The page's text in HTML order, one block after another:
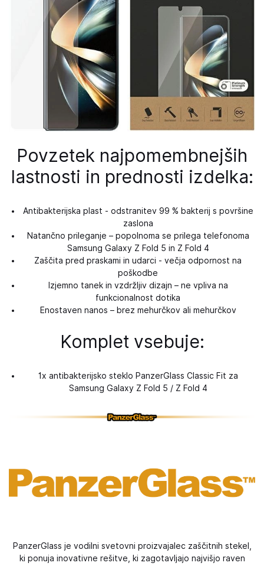
Povzetek najpomembnejših
lastnosti in prednosti izdelka:
Antibakterijska plast - odstranitev 99 % bakterij s površine
zaslona
Natančno prileganje – popolnoma se prilega telefonoma
Samsung Galaxy Z Fold 5 in Z Fold 4
Zaščita pred praskami in udarci - večja odpornost na
poškodbe
Izjemno tanek in vzdržljiv dizajn – ne vpliva na
funkcionalnost dotika
Enostaven nanos – brez mehurčkov ali mehurčkov
Komplet vsebuje:
1x antibakterijsko steklo PanzerGlass Classic Fit za
Samsung Galaxy Z Fold 5 / Z Fold 4
PanzerGlass je vodilni svetovni proizvajalec zaščitnih stekel,
ki ponuja inovativne rešitve, ki zagotavljajo najvišjo raven